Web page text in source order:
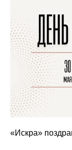
«Искра»